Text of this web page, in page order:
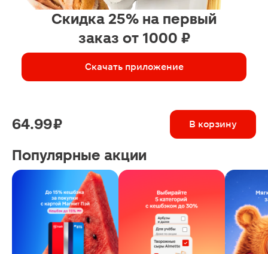
Скидка 25% на первый
заказ от 1000 ₽
Скачать приложение
64.99 ₽ В корзину
Популярные акции